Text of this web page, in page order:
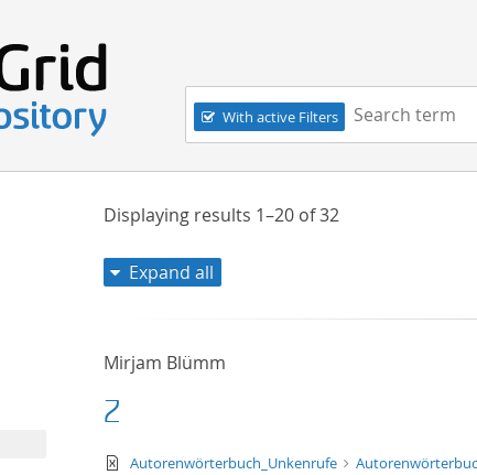
Navigation
With active Filters
Search term:
Displaying results 1–20of32
Expand all
Mirjam Blümm
Z
text/xml
Autorenwörterbuch_Unkenrufe